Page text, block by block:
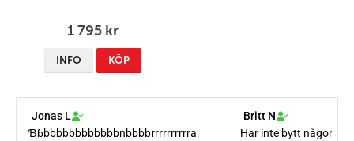
1 795 kr
INFO KÖP